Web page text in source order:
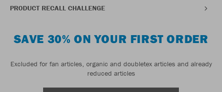
PRODUCT RECALL CHALLENGE
SAVE 30% ON YOUR FIRST ORDER
Excluded for fan articles, organic and doubletex articles and already
reduced articles